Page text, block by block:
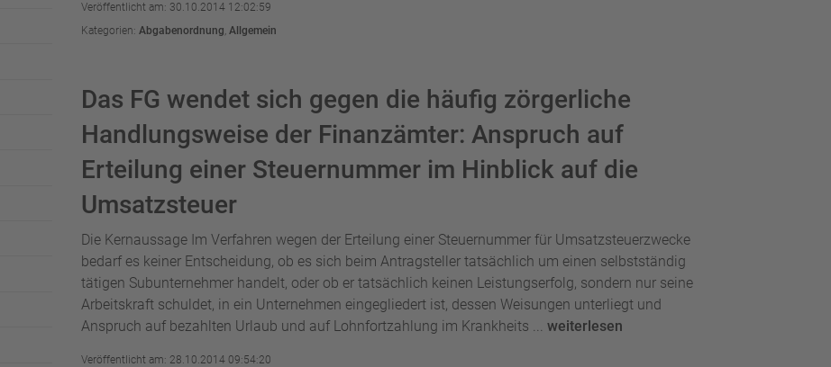
Veröffentlicht am: 30.10.2014 12:02:59
Kategorien: Abgabenordnung, Allgemein
Das FG wendet sich gegen die häufig zörgerliche
Handlungsweise der Finanzämter: Anspruch auf
Erteilung einer Steuernummer im Hinblick auf die
Umsatzsteuer
Die Kernaussage Im Verfahren wegen der Erteilung einer Steuernummer für Umsatzsteuerzwecke
bedarf es keiner Entscheidung, ob es sich beim Antragsteller tatsächlich um einen selbstständig
tätigen Subunternehmer handelt, oder ob er tatsächlich keinen Leistungserfolg, sondern nur seine
Arbeitskraft schuldet, in ein Unternehmen eingegliedert ist, dessen Weisungen unterliegt und
Anspruch auf bezahlten Urlaub und auf Lohnfortzahlung im Krankheits ... weiterlesen
Veröffentlicht am: 28.10.2014 09:54:20